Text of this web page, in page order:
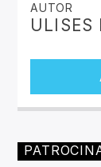
AUTOR
ULISES